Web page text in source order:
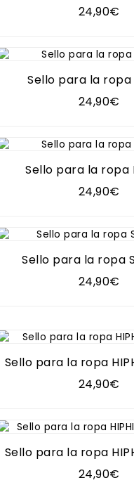
24,90€
Sello para la ropa
24,90€
Sello para la ropa
24,90€
Sello para la ropa
24,90€
Sello para la ropa
24,90€
Sello para la ropa
24,90€